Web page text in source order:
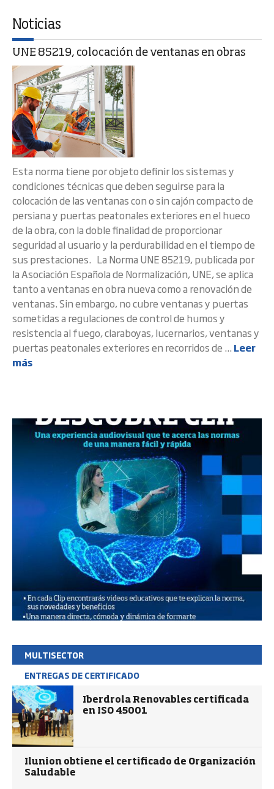
Noticias
UNE 85219, colocación de ventanas en obras
Esta norma tiene por objeto definir los sistemas y
condiciones técnicas que deben seguirse para la
colocación de las ventanas con o sin cajón compacto de
persiana y puertas peatonales exteriores en el hueco
de la obra, con la doble finalidad de proporcionar
seguridad al usuario y la perdurabilidad en el tiempo de
sus prestaciones. La Norma UNE 85219, publicada por
la Asociación Española de Normalización, UNE, se aplica
tanto a ventanas en obra nueva como a renovación de
ventanas. Sin embargo, no cubre ventanas y puertas
sometidas a regulaciones de control de humos y
resistencia al fuego, claraboyas, lucernarios, ventanas y
puertas peatonales exteriores en recorridos de ... Leer
más
MULTISECTOR
ENTREGAS DE CERTIFICADO
Iberdrola Renovables certificada
en ISO 45001
Ilunion obtiene el certificado de Organización
Saludable